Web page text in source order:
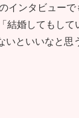
インタビュー
結婚してもして
といいなと思